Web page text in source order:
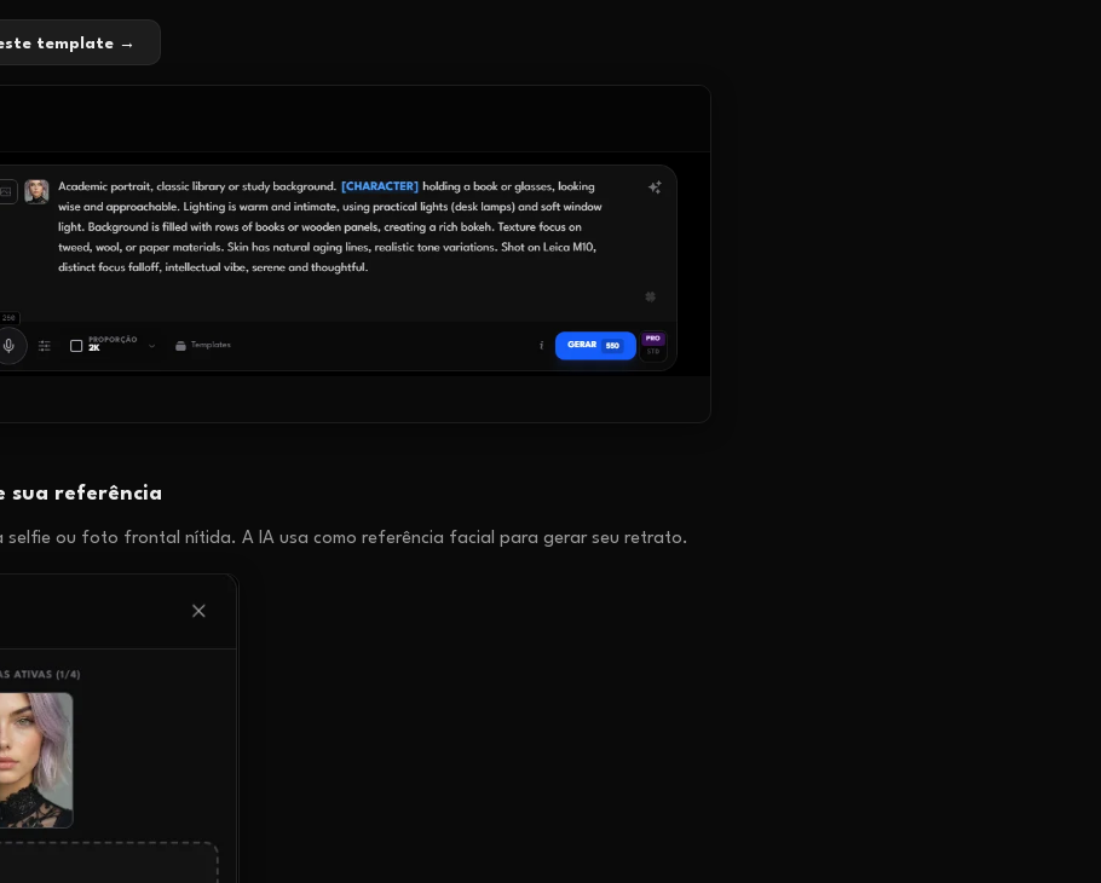
template →
sua referência
selfie ou foto frontal nítida. A IA usa como referência facial para gerar seu retrato.